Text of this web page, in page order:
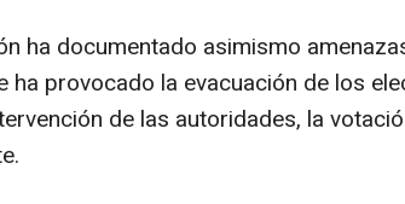
ha documentado asimismo
ha provocado la evacuación de los
de las autoridades, la